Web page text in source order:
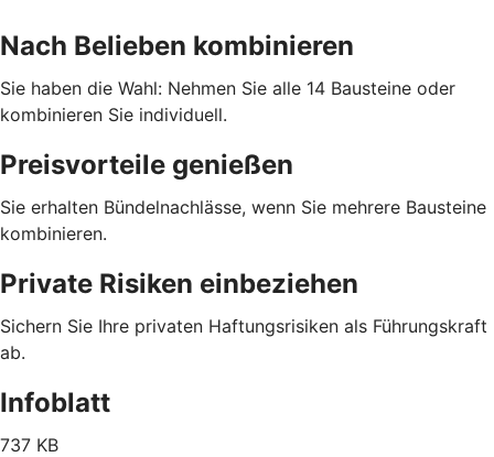
Nach Belieben kombinieren
Sie haben die Wahl: Nehmen Sie alle 14 Bausteine oder
kombinieren Sie individuell.
Preisvorteile genießen
Sie erhalten Bündelnachlässe, wenn Sie mehrere Bausteine
kombinieren.
Private Risiken einbeziehen
Sichern Sie Ihre privaten Haftungsrisiken als Führungskraft
ab.
Infoblatt
737 KB